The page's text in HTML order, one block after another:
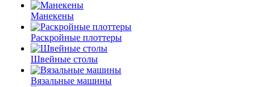
Манекены
Раскройные плоттеры
Швейные столы
Вязальные машины